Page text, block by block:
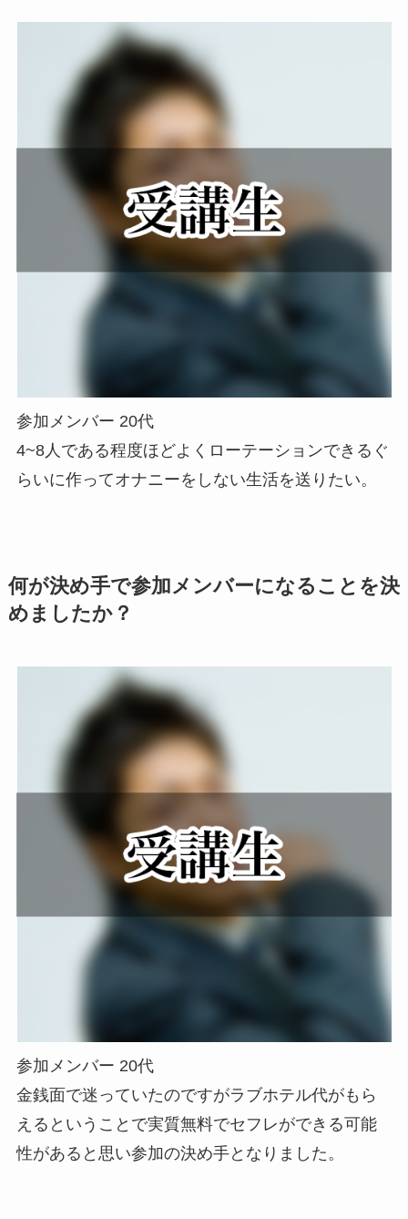
参加メンバー 20代
4~8人である程度ほどよくローテーションできるぐ
らいに作ってオナニーをしない生活を送りたい。
何が決め手で参加メンバーになることを決
めましたか？
参加メンバー 20代
金銭面で迷っていたのですがラブホテル代がもら
えるということで実質無料でセフレができる可能
性があると思い参加の決め手となりました。